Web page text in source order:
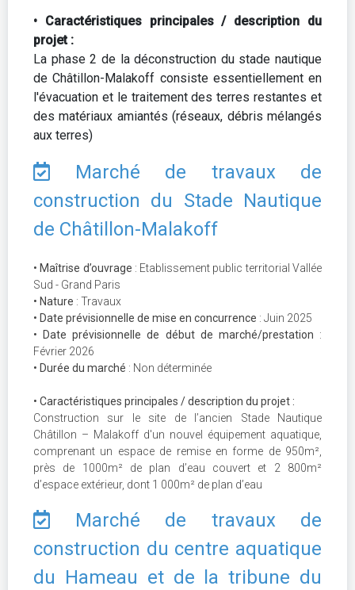
• Caractéristiques principales / description du
projet :
La phase 2 de la déconstruction du stade nautique
de Châtillon-Malakoff consiste essentiellement en
l'évacuation et le traitement des terres restantes et
des matériaux amiantés (réseaux, débris mélangés
aux terres)
Marché de travaux de
construction du Stade Nautique
de Châtillon-Malakoff
• Maîtrise d’ouvrage : Etablissement public territorial Vallée
Sud - Grand Paris
• Nature : Travaux
• Date prévisionnelle de mise en concurrence : Juin 2025
• Date prévisionnelle de début de marché/prestation :
Février 2026
• Durée du marché : Non déterminée
• Caractéristiques principales / description du projet :
Construction sur le site de l’ancien Stade Nautique
Châtillon – Malakoff d'un nouvel équipement aquatique,
comprenant un espace de remise en forme de 950m²,
près de 1000m² de plan d’eau couvert et 2 800m²
d’espace extérieur, dont 1 000m² de plan d’eau
Marché de travaux de
construction du centre aquatique
du Hameau et de la tribune du